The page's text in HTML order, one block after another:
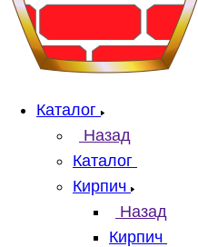
Каталог
Назад
Каталог
Кирпич
Назад
Кирпич